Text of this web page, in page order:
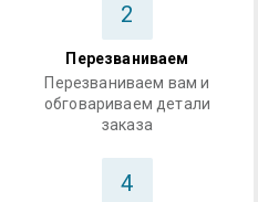
2
Перезваниваем
Перезваниваем вам и
обговариваем детали
заказа
4